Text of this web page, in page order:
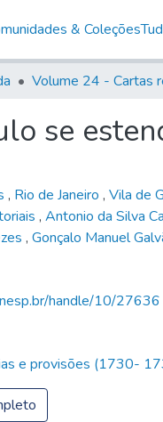
& Coleções
se
, Rio de Janeiro , Vila de
, Antonio da Silva
, Gonçalo Manuel
handle/10/27636
e provisões (1730-